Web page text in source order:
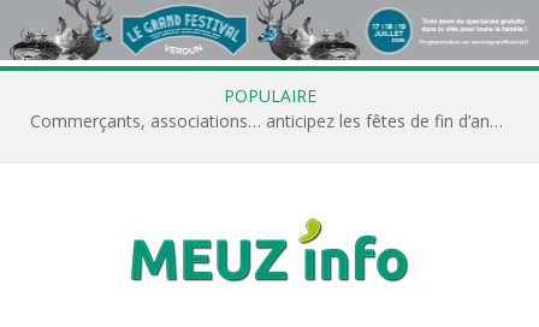
POPULAIRE
Commerçants, associations… anticipez les fêtes de fin d’année avec Meuz’Info